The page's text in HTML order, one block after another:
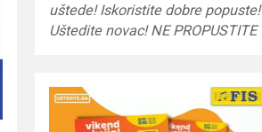
uštede! Iskoristite dobre popuste!
Uštedite novac! NE PROPUSTITE